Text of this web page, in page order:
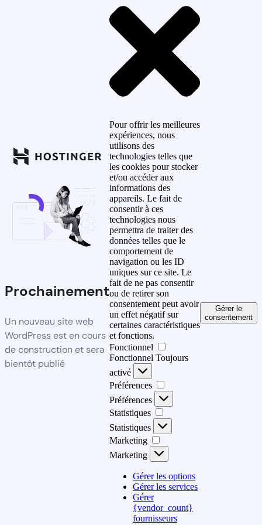
Prochainement
Un nouveau site web
WordPress est en cours
de construction et sera
bientôt publié
Pour offrir les meilleures
expériences, nous
utilisons des
technologies telles que
les cookies pour stocker
et/ou accéder aux
informations des
appareils. Le fait de
consentir à ces
technologies nous
permettra de traiter des
données telles que le
comportement de
navigation ou les ID
uniques sur ce site. Le
fait de ne pas consentir
ou de retirer son
consentement peut avoir
un effet négatif sur
certaines caractéristiques
et fonctions.
Fonctionnel
Fonctionnel Toujours
activé
Préférences
Préférences
Statistiques
Statistiques
Marketing
Marketing
Gérer les options
Gérer les services
Gérer
{vendor_count}
fournisseurs
Gérer le
consentement